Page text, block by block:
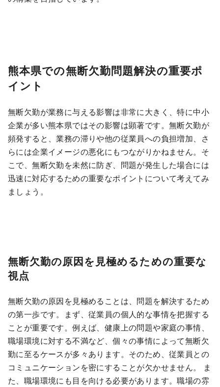
熊本県での無断欠勤問題解決の重要ポ
イント
無断欠勤が業務に与える影響は非常に大きく、特に中小
企業が多い熊本県ではその影響は顕著です。無断欠勤が
頻発すると、業務の滞りや他の従業員への負担増加、さ
らには企業イメージの悪化にもつながりかねません。そ
こで、無断欠勤を未然に防ぎ、問題が発生した場合には
迅速に対応するための重要なポイントについて考えてみ
ましょう。
無断欠勤の原因を見極めるための重要な
視点
無断欠勤の原因を見極めることは、問題を解決するため
の第一歩です。まず、従業員の個人的な事情を把握する
ことが重要です。例えば、健康上の問題や家庭の事情、
職場環境に対する不満など、個々の事情によって無断欠
勤に至るケースが多々あります。そのため、従業員との
コミュニケーションを密にすることが欠かせません。 ま
た、職場環境にも目を向ける必要があります。職場の雰